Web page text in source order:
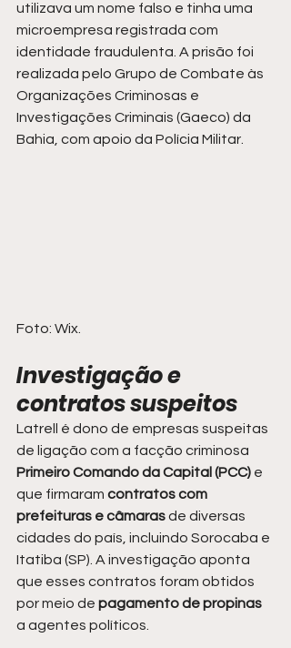
utilizava um nome falso e tinha uma
microempresa registrada com
identidade fraudulenta. A prisão foi
realizada pelo Grupo de Combate às
Organizações Criminosas e
Investigações Criminais (Gaeco) da
Bahia, com apoio da Polícia Militar.
Foto: Wix.
Investigação e
contratos suspeitos
Latrell é dono de empresas suspeitas
de ligação com a facção criminosa
Primeiro Comando da Capital (PCC) e
que firmaram contratos com
prefeituras e câmaras de diversas
cidades do país, incluindo Sorocaba e
Itatiba (SP). A investigação aponta
que esses contratos foram obtidos
por meio de pagamento de propinas
a agentes políticos.